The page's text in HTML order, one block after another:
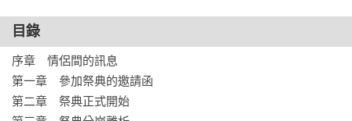
目錄
序章　情侶間的訊息
第一章　參加祭典的邀請函
第二章　祭典正式開始